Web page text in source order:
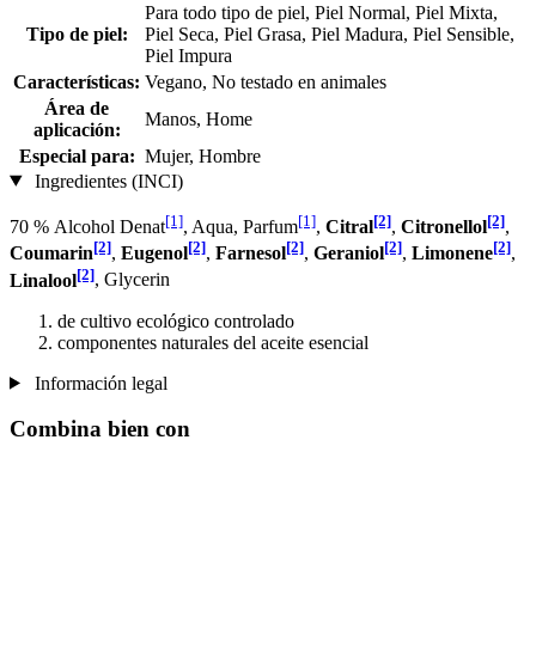
Tipo de piel:
Para todo tipo de piel, Piel Normal, Piel Mixta,
Piel Seca, Piel Grasa, Piel Madura, Piel Sensible,
Piel Impura
Características: Vegano, No testado en animales
Área de
aplicación:
Manos, Home
Especial para: Mujer, Hombre
Ingredientes (INCI)
70 % Alcohol Denat[1], Aqua, Parfum[1], Citral[2], Citronellol[2],
Coumarin[2], Eugenol[2], Farnesol[2], Geraniol[2], Limonene[2],
Linalool[2], Glycerin
de cultivo ecológico controlado
componentes naturales del aceite esencial
Información legal
Combina bien con